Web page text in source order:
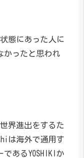
態にあった人に
かったと思われ
界進出をするた
は海外で通用す
あるYOSHIKIか